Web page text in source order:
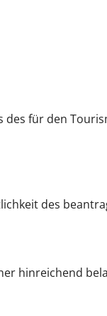
für den
des
hinreichend